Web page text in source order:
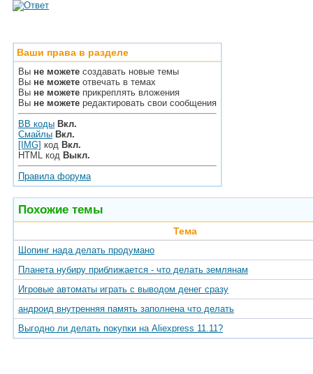
Ваши права в разделе
Вы не можете создавать новые темы
Вы не можете отвечать в темах
Вы не можете прикреплять вложения
Вы не можете редактировать свои сообщения
BB коды Вкл.
Смайлы Вкл.
[IMG] код Вкл.
HTML код Выкл.
Правила форума
Похожие темы
Тема
Шопинг нада делать продумано
Планета нубиру приближается - что делать землянам
Игровые автоматы играть с выводом денег сразу
андроид внутренняя память заполнена что делать
Выгодно ли делать покупки на Aliexpress 11.11?